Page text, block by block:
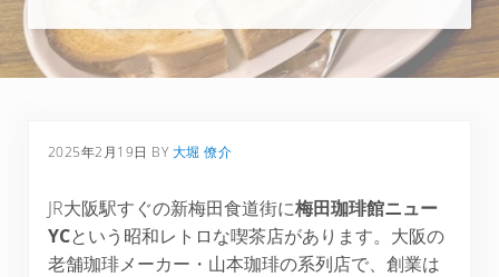
2025年2月19日 BY 大堀 僚介
JR大阪駅すぐの新梅田食道街に梅田珈琲館ニュー
YCという昭和レトロな喫茶店があります。大阪の
老舗珈琲メーカー・山本珈琲の系列店で、創業は